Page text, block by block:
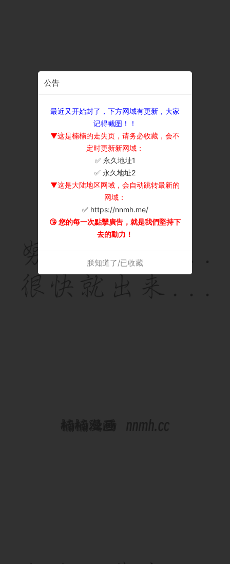
公告
最近又开始封了，下方网域有更新，大家
记得截图！！
▼这是楠楠的走失页，请务必收藏，会不
定时更新新网域：
✅ 永久地址1
✅ 永久地址2
▼这是大陆地区网域，会自动跳转最新的
网域：
✅ https://nnmh.me/
😘 您的每一次點擊廣告，就是我們堅持下
去的動力！
朕知道了/已收藏